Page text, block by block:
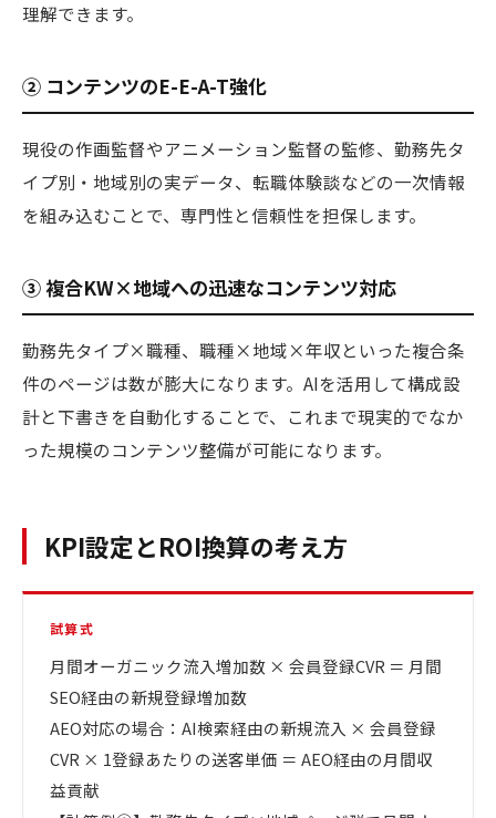
理解できます。
② コンテンツのE-E-A-T強化
現役の作画監督やアニメーション監督の監修、勤務先タ
イプ別・地域別の実データ、転職体験談などの一次情報
を組み込むことで、専門性と信頼性を担保します。
③ 複合KW×地域への迅速なコンテンツ対応
勤務先タイプ×職種、職種×地域×年収といった複合条
件のページは数が膨大になります。AIを活用して構成設
計と下書きを自動化することで、これまで現実的でなか
った規模のコンテンツ整備が可能になります。
KPI設定とROI換算の考え方
試算式
月間オーガニック流入増加数 × 会員登録CVR ＝ 月間
SEO経由の新規登録増加数
AEO対応の場合：AI検索経由の新規流入 × 会員登録
CVR × 1登録あたりの送客単価 ＝ AEO経由の月間収
益貢献